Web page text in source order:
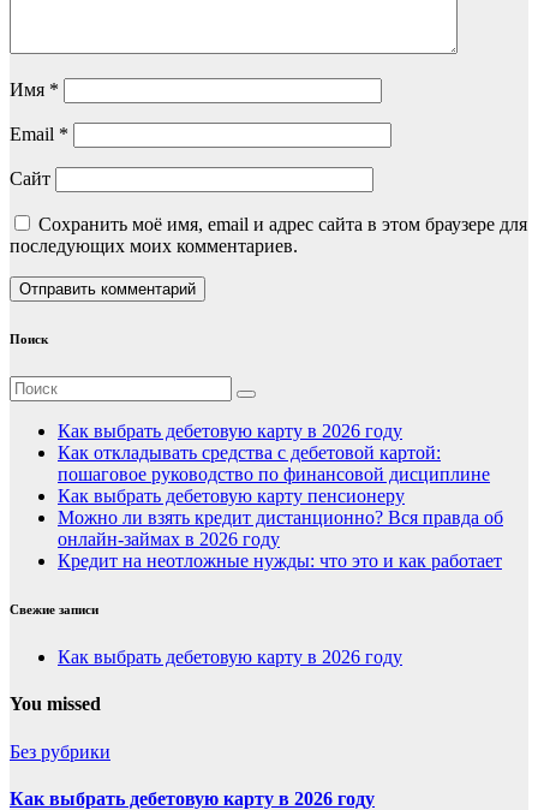
Имя *
Email *
Сайт
Сохранить моё имя, email и адрес сайта в этом браузере для
последующих моих комментариев.
Поиск
Как выбрать дебетовую карту в 2026 году
Как откладывать средства с дебетовой картой:
пошаговое руководство по финансовой дисциплине
Как выбрать дебетовую карту пенсионеру
Можно ли взять кредит дистанционно? Вся правда об
онлайн-займах в 2026 году
Кредит на неотложные нужды: что это и как работает
Свежие записи
Как выбрать дебетовую карту в 2026 году
You missed
Без рубрики
Как выбрать дебетовую карту в 2026 году